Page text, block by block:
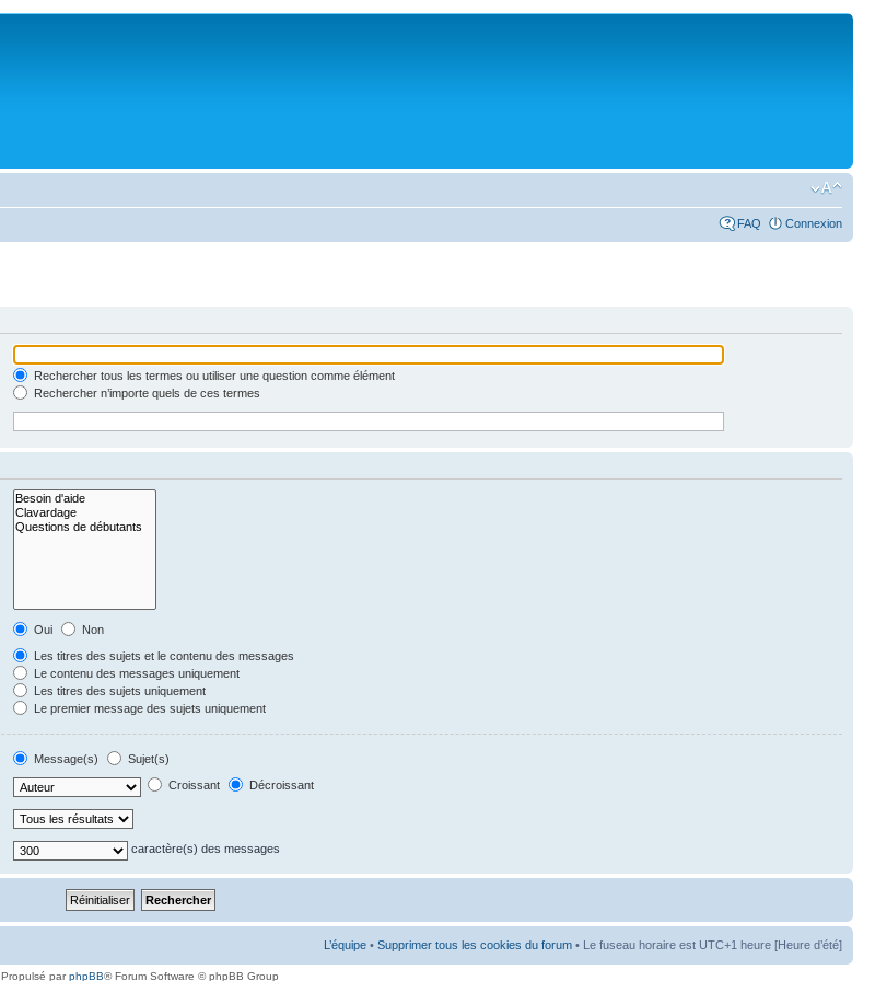
FAQ Connexion
Rechercher tous les termes ou utiliser une question comme élément
Rechercher n’importe quels de ces termes
Oui
Non
Les titres des sujets et le contenu des messages
Le contenu des messages uniquement
Les titres des sujets uniquement
Le premier message des sujets uniquement
Message(s)
Sujet(s)
Croissant Décroissant
caractère(s) des messages
L’équipe • Supprimer tous les cookies du forum • Le fuseau horaire est UTC+1 heure [Heure d’été]
Propulsé parphpBB® Forum Software © phpBB Group